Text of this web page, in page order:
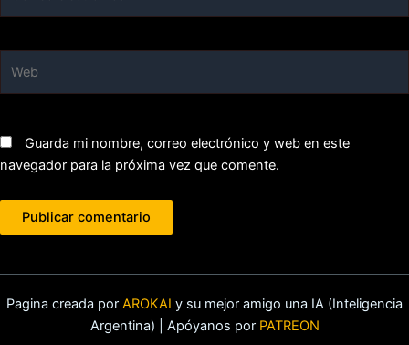
Guarda mi nombre, correo electrónico y web en este
navegador para la próxima vez que comente.
Pagina creada por AROKAI y su mejor amigo una IA (Inteligencia
Argentina) | Apóyanos por PATREON